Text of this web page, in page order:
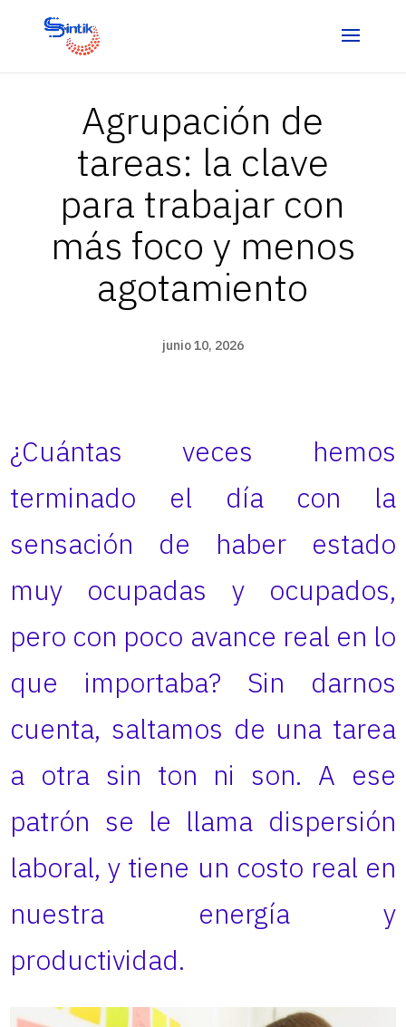
Agrupación de
tareas: la clave
para trabajar con
más foco y menos
agotamiento
junio 10, 2026
¿Cuántas veces hemos
terminado el día con la
sensación de haber estado
muy ocupadas y ocupados,
pero con poco avance real en lo
que importaba? Sin darnos
cuenta, saltamos de una tarea
a otra sin ton ni son. A ese
patrón se le llama dispersión
laboral, y tiene un costo real en
nuestra energía y
productividad.